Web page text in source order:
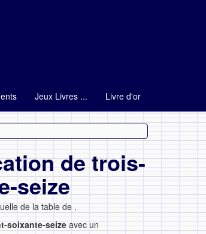
Jeux Livres ... Livre d'or
de trois-
seize
de la table de .
soixante-seize avec un